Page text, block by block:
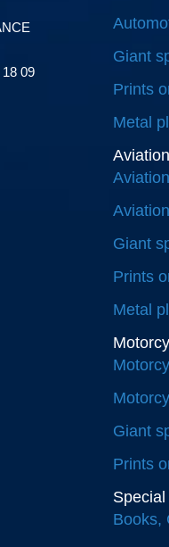
09
Giant
Prints
Metal
Giant
Prints
Metal
Giant
Prints
Books,